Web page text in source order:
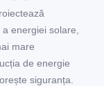
energiei solare,
mare
de energie
siguranța.